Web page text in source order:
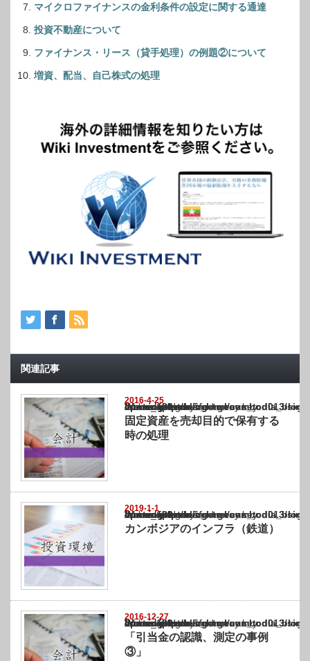
マイクロファイナンスの金利条件の設定に関する通達
投資不動産について
ファイナンス・リース（貸手処理）の例題②について
増資、配当、自己株式の処理
関連記事
2016-4-25
Warning
: Undefined array key "show_category" in
/home/netst/kuno-cpa.co.jp/public_html/cambodia_blog/wp-content/themes/
on line183
固定資産を売却目的で保有する
時の処理
2019-1-1
Warning
: Undefined array key "show_category" in
/home/netst/kuno-cpa.co.jp/public_html/cambodia_blog/wp-content/themes/
on line183
カンボジアのインフラ（鉄道）
2016-12-27
Warning
: Undefined array key "show_category" in
/home/netst/kuno-cpa.co.jp/public_html/cambodia_blog/wp-content/themes/
on line183
「引当金の認識、測定の事例
③」